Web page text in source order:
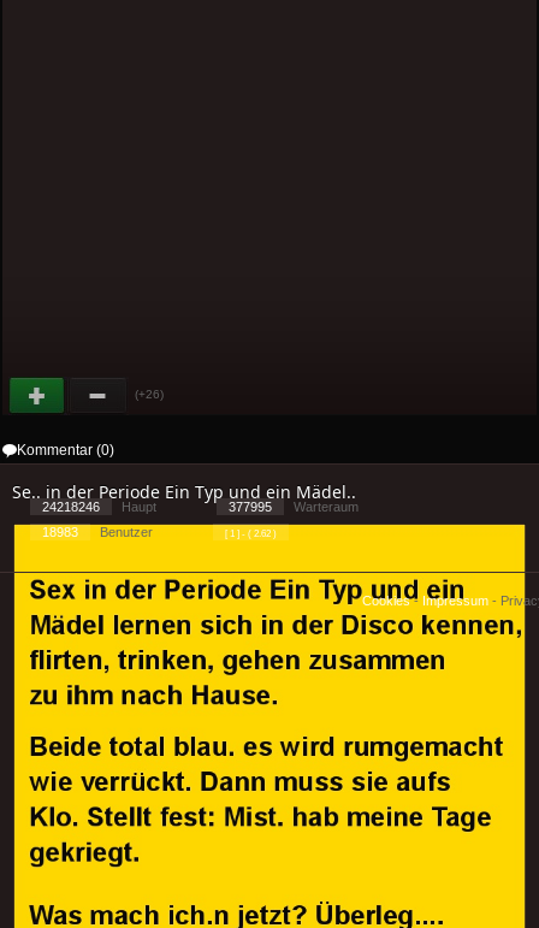
(+26)
Kommentar (0)
Se.. in der Periode Ein Typ und ein Mädel..
24218246 Haupt 377995
Warteraum
18983
Benutzer [ 1 ] - ( 2.62 )
Cookies- Impressum -